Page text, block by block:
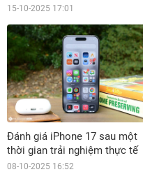
15-10-2025 17:01
Đánh giá iPhone 17 sau một
thời gian trải nghiệm thực tế
08-10-2025 16:52